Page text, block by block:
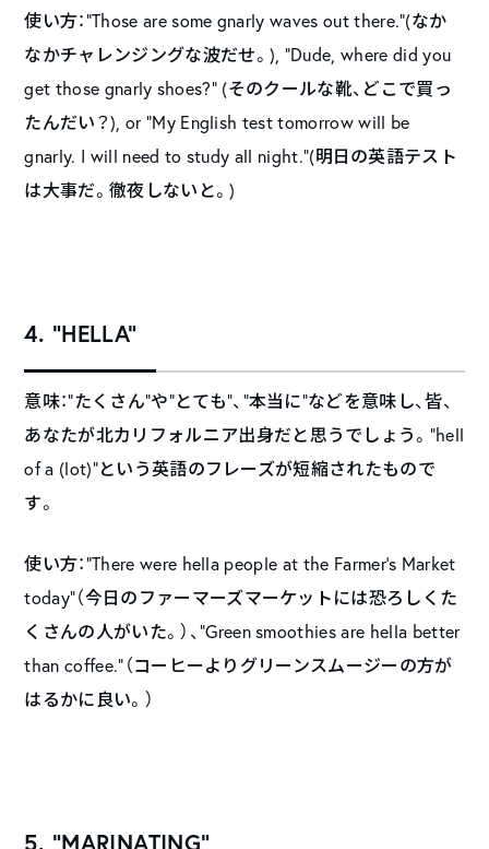
使い方：“Those are some gnarly waves out there.”(なか
なかチャレンジングな波だせ。), “Dude, where did you
get those gnarly shoes?” (そのクールな靴、どこで買っ
たんだい？), or “My English test tomorrow will be
gnarly. I will need to study all night.”(明日の英語テスト
は大事だ。徹夜しないと。)
4. “HELLA”
意味：“たくさん”や“とても”、“本当に”などを意味し、皆、
あなたが北カリフォルニア出身だと思うでしょう。“hell
of a (lot)”という英語のフレーズが短縮されたもので
す。
使い方：“There were hella people at the Farmer’s Market
today”（今日のファーマーズマーケットには恐ろしくた
くさんの人がいた。）、“Green smoothies are hella better
than coffee.”（コーヒーよりグリーンスムージーの方が
はるかに良い。）
5. “MARINATING”